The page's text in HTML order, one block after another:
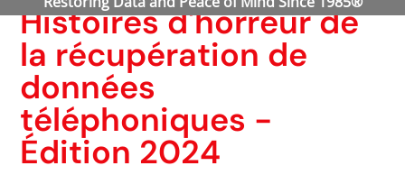
Histoires d'horreur de
la récupération de
données
téléphoniques -
Édition 2024